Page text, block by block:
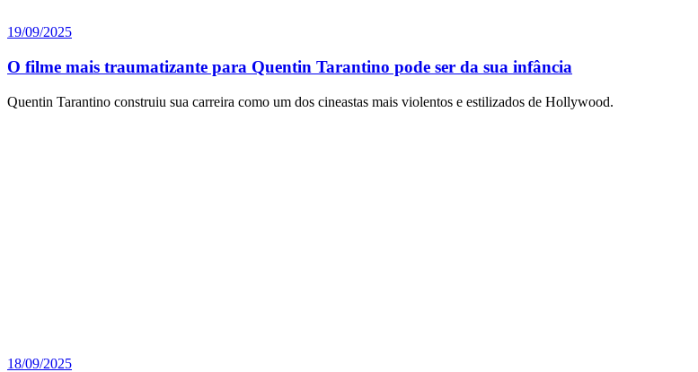
19/09/2025
O filme mais traumatizante para Quentin Tarantino pode ser da sua infância
Quentin Tarantino construiu sua carreira como um dos cineastas mais violentos e estilizados de Hollywood.
18/09/2025